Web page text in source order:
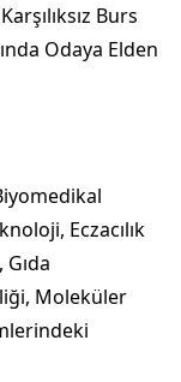
Burs
Odaya Elden
Eczacılık
Moleküler